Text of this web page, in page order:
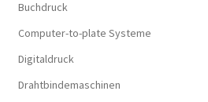
Buchdruck
Computer-to-plate Systeme
Digitaldruck
Drahtbindemaschinen